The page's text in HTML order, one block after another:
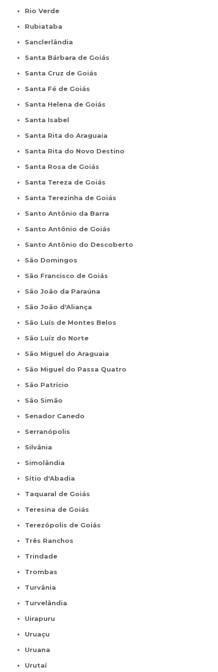
Rio Verde
Rubiataba
Sanclerlândia
Santa Bárbara de Goiás
Santa Cruz de Goiás
Santa Fé de Goiás
Santa Helena de Goiás
Santa Isabel
Santa Rita do Araguaia
Santa Rita do Novo Destino
Santa Rosa de Goiás
Santa Tereza de Goiás
Santa Terezinha de Goiás
Santo Antônio da Barra
Santo Antônio de Goiás
Santo Antônio do Descoberto
São Domingos
São Francisco de Goiás
São João da Paraúna
São João d'Aliança
São Luís de Montes Belos
São Luíz do Norte
São Miguel do Araguaia
São Miguel do Passa Quatro
São Patrício
São Simão
Senador Canedo
Serranópolis
Silvânia
Simolândia
Sítio d'Abadia
Taquaral de Goiás
Teresina de Goiás
Terezópolis de Goiás
Três Ranchos
Trindade
Trombas
Turvânia
Turvelândia
Uirapuru
Uruaçu
Uruana
Urutaí